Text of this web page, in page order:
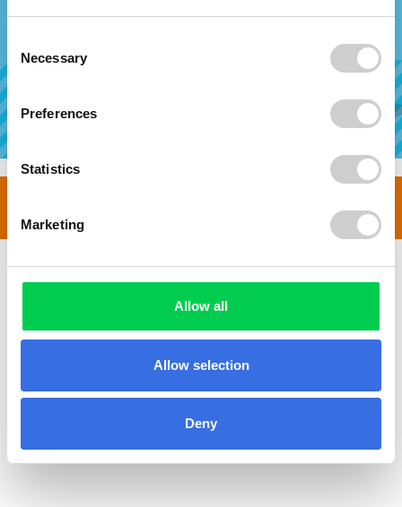
Selection
Necessary
Preferences
Statistics
Marketing
Allow all
Allow selection
Deny
_____
weiter ohne PLZ